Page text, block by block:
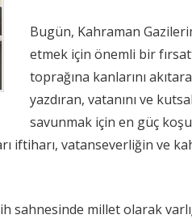
Bugün, Kahraman
etmek için önemli bir
toprağına kanlarını
yazdıran, vatanını ve
savunmak için en güç
iftiharı, vatanseverliğin ve
sahnesinde millet olarak